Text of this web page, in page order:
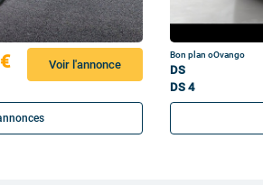
Voir l'annonce
Bon plan oOvango
DS
DS 4